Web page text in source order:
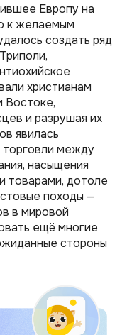
Европу на
к желаемым
создать ряд
христианам
Востоке,
и разрушая их
явилась
торговли между
насыщения
товарами, дотоле
походы —
в мировой
ещё многие
стороны